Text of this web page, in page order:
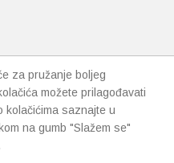
za pružanje boljeg
možete prilagođavati
kolačićima saznajte u
na gumb "Slažem se"